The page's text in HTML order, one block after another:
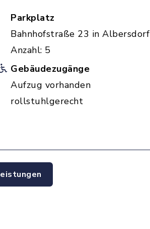
Parkplatz
Bahnhofstraße 23 in Albersdorf
Anzahl: 5
Gebäudezugänge
Aufzug vorhanden
rollstuhlgerecht